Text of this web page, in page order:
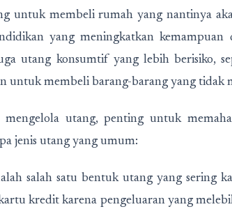
untuk membeli rumah yang nantinya
yang meningkatkan kemampuan
utang konsumtif yang lebih berisiko,
untuk membeli barang-barang yang tidak
utang, penting untuk
jenis utang yang umum:
salah satu bentuk utang yang sering
kredit karena pengeluaran yang